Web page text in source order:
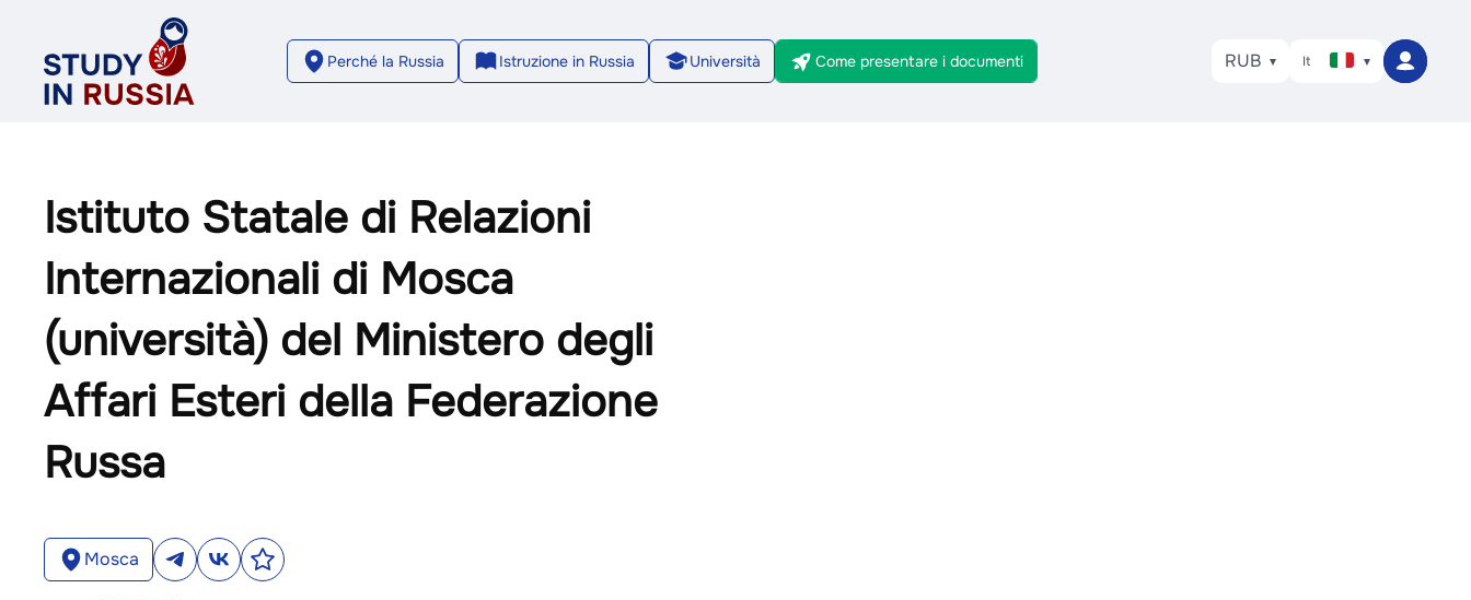
Perché la Russia Istruzione in Russia Università Come presentare i documenti RUB It
Istituto Statale di Relazioni
Internazionali di Mosca
(università) del Ministero degli
Affari Esteri della Federazione
Russa
Mosca
2/9